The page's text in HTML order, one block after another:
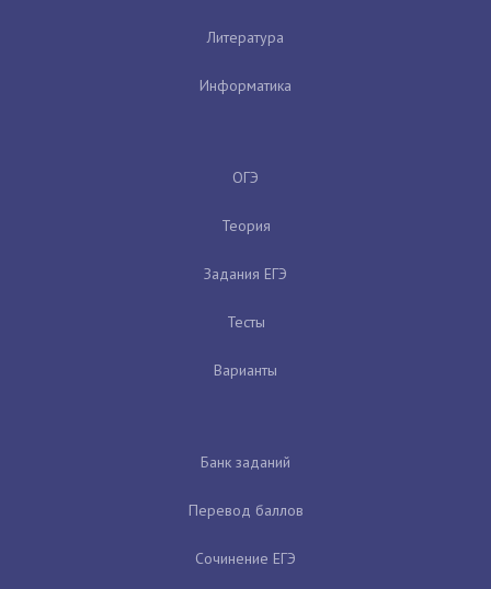
Литература
Информатика
ОГЭ
Теория
Задания ЕГЭ
Тесты
Варианты
Банк заданий
Перевод баллов
Сочинение ЕГЭ